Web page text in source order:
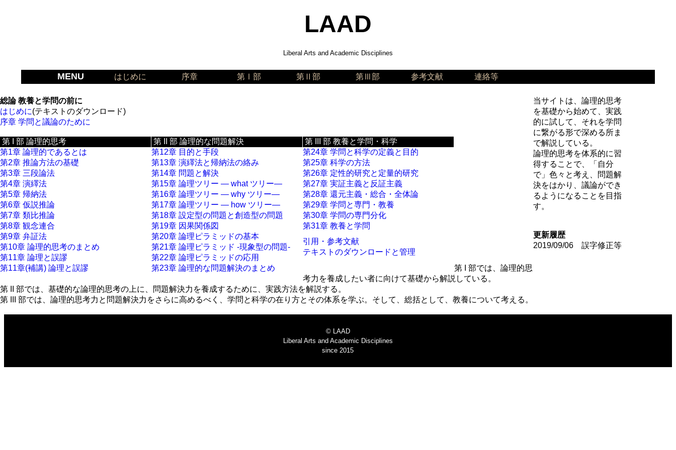
LAAD
Liberal Arts and Academic Disciplines
MENU はじめに 序章 第Ⅰ部 第Ⅱ部 第Ⅲ部 参考文献 連絡等
総論 教養と学問の前に
はじめに(テキストのダウンロード)
序章 学問と議論のために
第 I 部 論理的思考
第1章 論理的であるとは
第2章 推論方法の基礎
第3章 三段論法
第4章 演繹法
第5章 帰納法
第6章 仮説推論
第7章 類比推論
第8章 観念連合
第9章 弁証法
第10章 論理的思考のまとめ
第11章 論理と誤謬
第11章(補講) 論理と誤謬
第 II 部 論理的な問題解決
第12章 目的と手段
第13章 演繹法と帰納法の絡み
第14章 問題と解決
第15章 論理ツリー ― what ツリー―
第16章 論理ツリー ― why ツリー―
第17章 論理ツリー ― how ツリー―
第18章 設定型の問題と創造型の問題
第19章 因果関係図
第20章 論理ピラミッドの基本
第21章 論理ピラミッド -現象型の問題-
第22章 論理ピラミッドの応用
第23章 論理的な問題解決のまとめ
第 III 部 教養と学問・科学
第24章 学問と科学の定義と目的
第25章 科学の方法
第26章 定性的研究と定量的研究
第27章 実証主義と反証主義
第28章 還元主義・総合・全体論
第29章 学問と専門・教養
第30章 学問の専門分化
第31章 教養と学問
引用・参考文献
テキストのダウンロードと管理
第 I 部では、論理的思
考力を養成したい者に向けて基礎から解説している。
第 II 部では、基礎的な論理的思考の上に、問題解決力を養成するために、実践方法を解説する。
第 III 部では、論理的思考力と問題解決力をさらに高めるべく、学問と科学の在り方とその体系を学ぶ。そして、総括として、教養について考える。
当サイトは、論理的思考
を基礎から始めて、実践
的に試して、それを学問
に繋がる形で深める所ま
で解説している。
論理的思考を体系的に習
得することで、「自分
で」色々と考え、問題解
決をはかり、議論ができ
るようになることを目指
す。
更新履歴
2019/09/06 誤字修正等
© LAAD
Liberal Arts and Academic Disciplines
since 2015